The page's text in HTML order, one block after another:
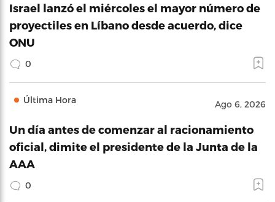
Israel lanzó el miércoles el mayor número de
proyectiles en Líbano desde acuerdo, dice
ONU
0
Última Hora Ago 6, 2026
Un día antes de comenzar al racionamiento
oficial, dimite el presidente de la Junta de la
AAA
0